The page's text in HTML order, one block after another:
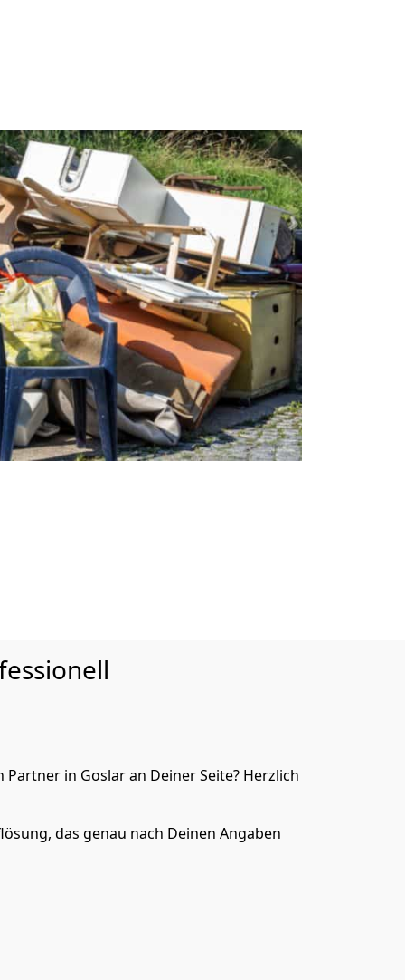
in Goslar an Deiner Seite? Herzlich
das genau nach Deinen Angaben